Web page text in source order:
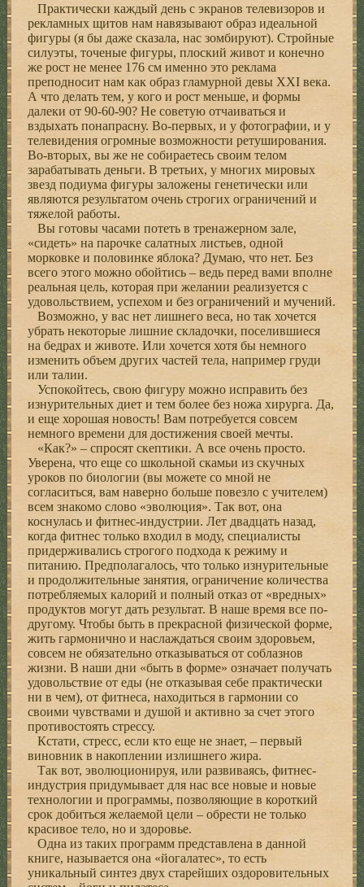
Практически каждый день с экранов телевизоров и
рекламных щитов нам навязывают образ идеальной
фигуры (я бы даже сказала, нас зомбируют). Стройные
силуэты, точеные фигуры, плоский живот и конечно
же рост не менее 176 см именно это реклама
преподносит нам как образ гламурной девы XXI века.
А что делать тем, у кого и рост меньше, и формы
далеки от 90-60-90? Не советую отчаиваться и
вздыхать понапрасну. Во-первых, и у фотографии, и у
телевидения огромные возможности ретуширования.
Во-вторых, вы же не собираетесь своим телом
зарабатывать деньги. В третьих, у многих мировых
звезд подиума фигуры заложены генетически или
являются результатом очень строгих ограничений и
тяжелой работы.
Вы готовы часами потеть в тренажерном зале,
«сидеть» на парочке салатных листьев, одной
морковке и половинке яблока? Думаю, что нет. Без
всего этого можно обойтись – ведь перед вами вполне
реальная цель, которая при желании реализуется с
удовольствием, успехом и без ограничений и мучений.
Возможно, у вас нет лишнего веса, но так хочется
убрать некоторые лишние складочки, поселившиеся
на бедрах и животе. Или хочется хотя бы немного
изменить объем других частей тела, например груди
или талии.
Успокойтесь, свою фигуру можно исправить без
изнурительных диет и тем более без ножа хирурга. Да,
и еще хорошая новость! Вам потребуется совсем
немного времени для достижения своей мечты.
«Как?» – спросят скептики. А все очень просто.
Уверена, что еще со школьной скамьи из скучных
уроков по биологии (вы можете со мной не
согласиться, вам наверно больше повезло с учителем)
всем знакомо слово «эволюция». Так вот, она
коснулась и фитнес-индустрии. Лет двадцать назад,
когда фитнес только входил в моду, специалисты
придерживались строгого подхода к режиму и
питанию. Предполагалось, что только изнурительные
и продолжительные занятия, ограничение количества
потребляемых калорий и полный отказ от «вредных»
продуктов могут дать результат. В наше время все по-
другому. Чтобы быть в прекрасной физической форме,
жить гармонично и наслаждаться своим здоровьем,
совсем не обязательно отказываться от соблазнов
жизни. В наши дни «быть в форме» означает получать
удовольствие от еды (не отказывая себе практически
ни в чем), от фитнеса, находиться в гармонии со
своими чувствами и душой и активно за счет этого
противостоять стрессу.
Кстати, стресс, если кто еще не знает, – первый
виновник в накоплении излишнего жира.
Так вот, эволюционируя, или развиваясь, фитнес-
индустрия придумывает для нас все новые и новые
технологии и программы, позволяющие в короткий
срок добиться желаемой цели – обрести не только
красивое тело, но и здоровье.
Одна из таких программ представлена в данной
книге, называется она «йогалатес», то есть
уникальный синтез двух старейших оздоровительных